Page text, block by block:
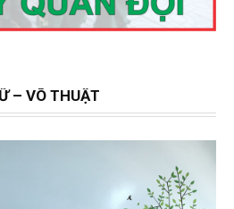
– VÕ THUẬT